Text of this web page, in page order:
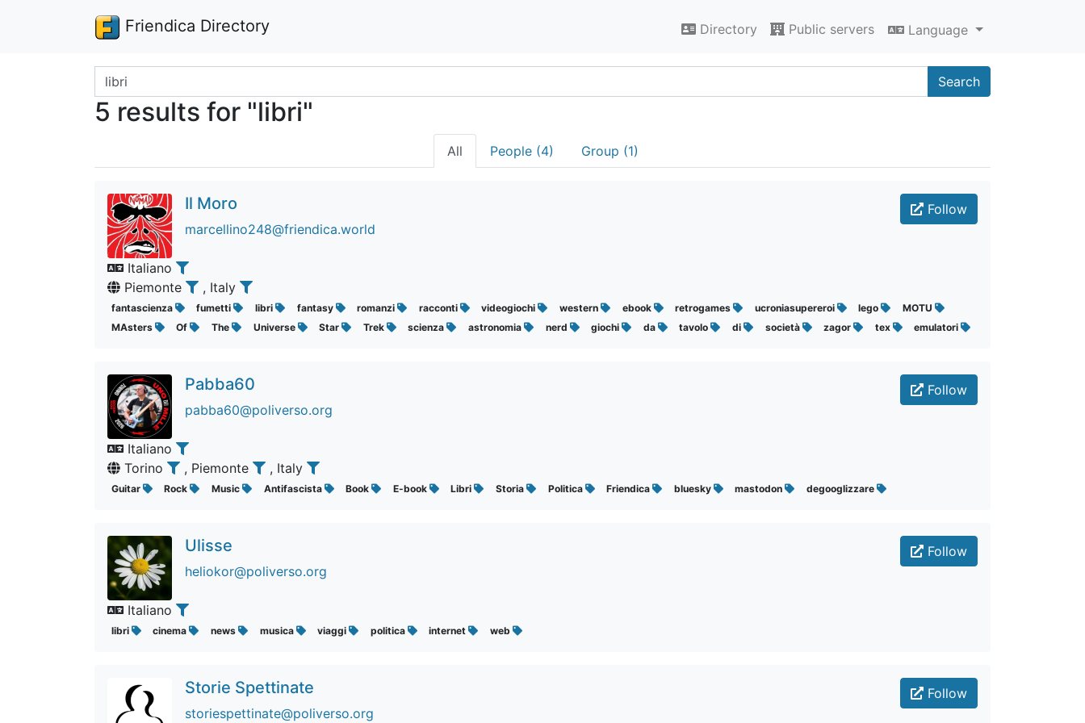
Friendica Directory Directory Public servers Language
Search terms Search
5 results for "libri"
All People (4) Group (1)
Follow
Il Moro
marcellino248@friendica.world
Italiano
Piemonte
, Italy
fantascienza fumetti libri fantasy romanzi racconti videogiochi western ebook retrogames ucroniasupereroi lego
MOTU
MAsters
Of The Universe Star Trek scienza astronomia nerd giochi da tavolo di società zagor tex emulatori
Follow
Pabba60
pabba60@poliverso.org
Italiano
Torino
, Piemonte , Italy
Guitar Rock Music Antifascista Book E-book Libri Storia Politica Friendica bluesky mastodon degooglizzare
Follow
Ulisse
heliokor@poliverso.org
Italiano
libri cinema news musica viaggi politica internet web
Follow
Storie Spettinate
storiespettinate@poliverso.org